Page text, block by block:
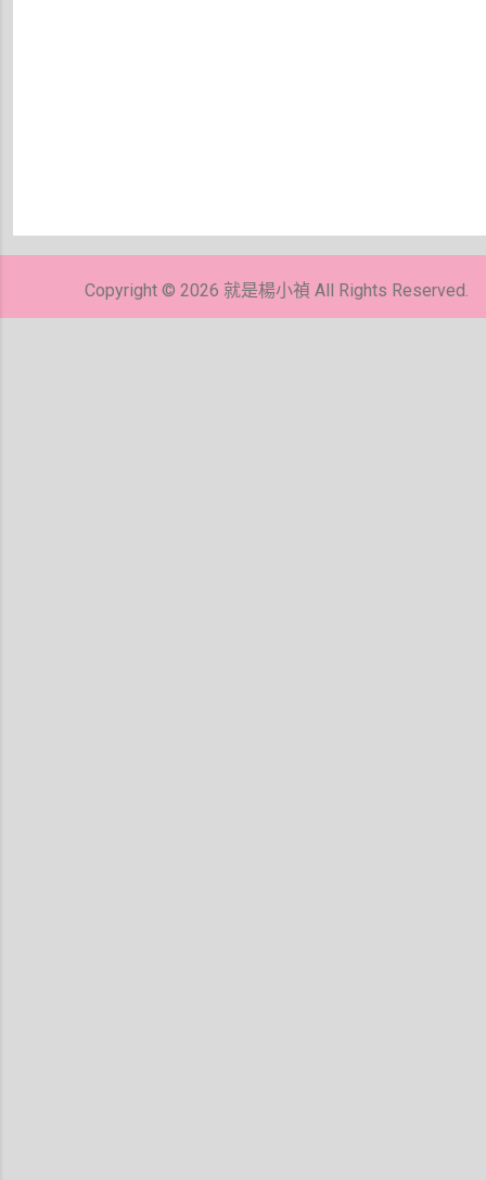
貼
Copyright © 2026 就是楊小禎 All Rights Reserved.